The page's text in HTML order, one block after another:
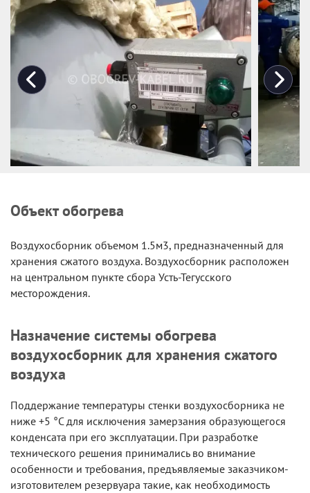
Объект обогрева
Воздухосборник объемом 1.5м3, предназначенный для
хранения сжатого воздуха. Воздухосборник расположен
на центральном пункте сбора Усть-Тегусского
месторождения.
Назначение системы обогрева
воздухосборник для хранения сжатого
воздуха
Поддержание температуры стенки воздухосборника не
ниже +5 °C для исключения замерзания образующегося
конденсата при его эксплуатации. При разработке
технического решения принимались во внимание
особенности и требования, предъявляемые заказчиком-
изготовителем резервуара такие, как необходимость